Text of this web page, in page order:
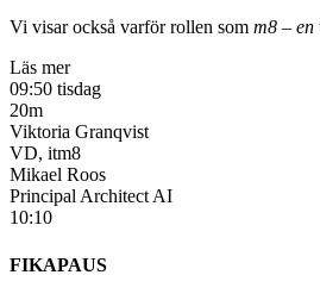
Vi visar också varför rollen som m8 – en
Läs mer
09:50 tisdag
20m
Viktoria Granqvist
VD, itm8
Mikael Roos
Principal Architect AI
10:10
FIKAPAUS